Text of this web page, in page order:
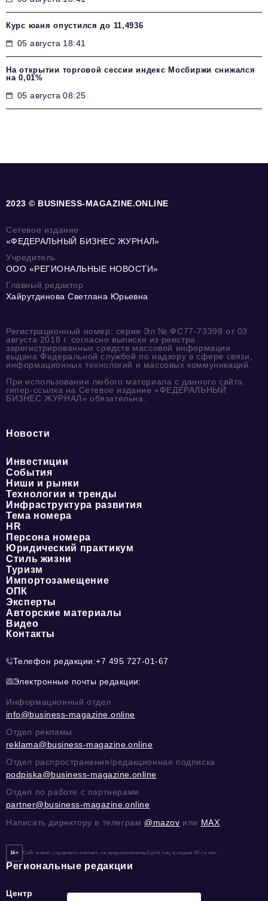
Курс юаня опустился до 11,4936
05 августа 18:41
На открытии торговой сессии индекс Мосбиржи снижался
на 0,01%
05 августа 08:25
2023 © BUSINESS-MAGAZINE.ONLINE
Сетевое издание
«ФЕДЕРАЛЬНЫЙ БИЗНЕС ЖУРНАЛ»
Учредитель
ООО «РЕГИОНАЛЬНЫЕ НОВОСТИ»
Главный редактор
Хайрутдинова Светлана Юрьевна
Регистрационный номер: серия Эл № ФС77-73398 от 03
августа 2018 г. согласно выписке из реестра
зарегистрированных средств массовой информации
выдана Федеральной службой по надзору в сфере связи,
информационных технологий и массовых коммуникаций.
При использовании любого материала с данного сайта
гипер-ссылка на Сетевое издание «ФЕДЕРАЛЬНЫЙ
БИЗНЕС ЖУРНАЛ» обязательна.
Новости
Инвестиции
События
Ниши и рынки
Технологии и тренды
Инфраструктура развития
Тема номера
HR
Персона номера
Юридический практикум
Стиль жизни
Туризм
Импортозамещение
ОПК
Эксперты
Авторские материалы
Видео
Контакты
Телефон редакции:+7 495 727-01-67
Электронные почты редакции:
Информационный отдел
info@business-magazine.online
Отдел рекламы
reklama@business-magazine.online
Отдел распространения/редакционная подписка
podpiska@business-magazine.online
Отдел по работе с партнерами
partner@business-magazine.online
Написать директору в телеграм @mazov или MAX
16+ Сайт может содержать контент, не предназначенный для лиц младше 16-ти лет.
Региональные редакции
Центр